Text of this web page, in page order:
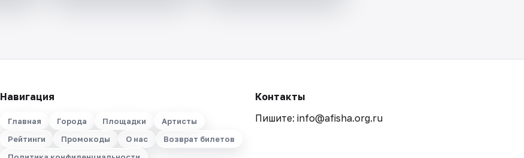
Навигация
Главная Города Площадки
Артисты
Рейтинги
Промокоды О нас
Возврат билетов
Контакты
Пишите: info@afisha.org.ru